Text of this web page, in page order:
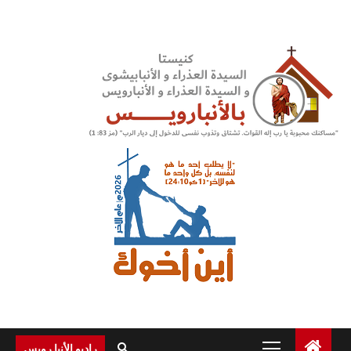
راديو الأنبا رويس